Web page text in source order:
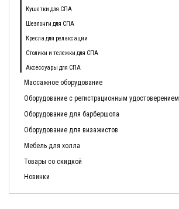
Кушетки для СПА
Шезлонги для СПА
Кресла для релаксации
Столики и тележки для СПА
Аксессуары для СПА
Массажное оборудование
Оборудование с регистрационным удостоверением
Оборудование для барбершопа
Оборудование для визажистов
Мебель для холла
Товары со скидкой
Новинки